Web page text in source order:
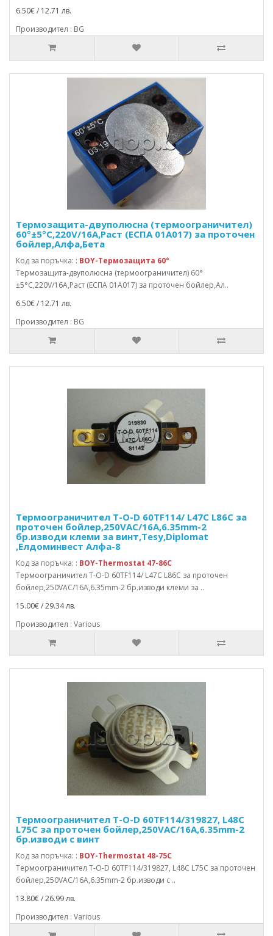
6.50€ / 12.71 лв.
Производител : BG
Термозащита-двуполюсна (термоограничител)
60°±5°C,220V/16A,Раст (ЕСПА 01А017) за проточен
бойлер,Алфа,Бета
Код за поръчка: : BOY-Термозащита 60°
Термозащита-двуполюсна (термоограничител) 60°
±5°C,220V/16A,Раст (ЕСПА 01А017) за проточен бойлер,Ал..
6.50€ / 12.71 лв.
Производител : BG
Термоограничител T-O-D 60TF114/ L47C L86C за
проточен бойлер,250VAC/16A,6.35mm-2
бр.изводи клеми за винт,Tesy,Diplomat
,Елдоминвест Алфа-8
Код за поръчка: : BOY-Thermostat 47-86C
Термоограничител T-O-D 60TF114/ L47C L86C за проточен
бойлер,250VAC/16A,6.35mm-2 бр.изводи клеми за ..
15.00€ / 29.34 лв.
Производител : Various
Термоограничител T-O-D 60TF114/319827, L48C
L75C за проточен бойлер,250VAC/16A,6.35mm-2
бр.изводи с винт
Код за поръчка: : BOY-Thermostat 48-75C
Термоограничител T-O-D 60TF114/319827, L48C L75C за проточен
бойлер,250VAC/16A,6.35mm-2 бр.изводи с ..
13.80€ / 26.99 лв.
Производител : Various